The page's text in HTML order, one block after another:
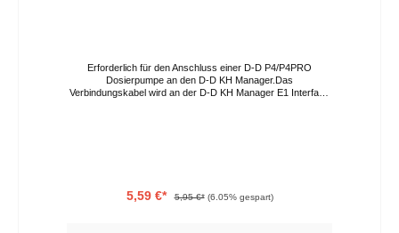
Erforderlich für den Anschluss einer D-D P4/P4PRO
Dosierpumpe an den D-D KH Manager.Das
Verbindungskabel wird an der D-D KH Manager E1 Interface
5,59 €* 5,95 €* (6.05% gespart)